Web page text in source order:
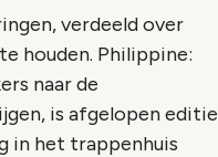
verdeeld over
houden. Philippine:
naar de
is afgelopen editie
in het trappenhuis